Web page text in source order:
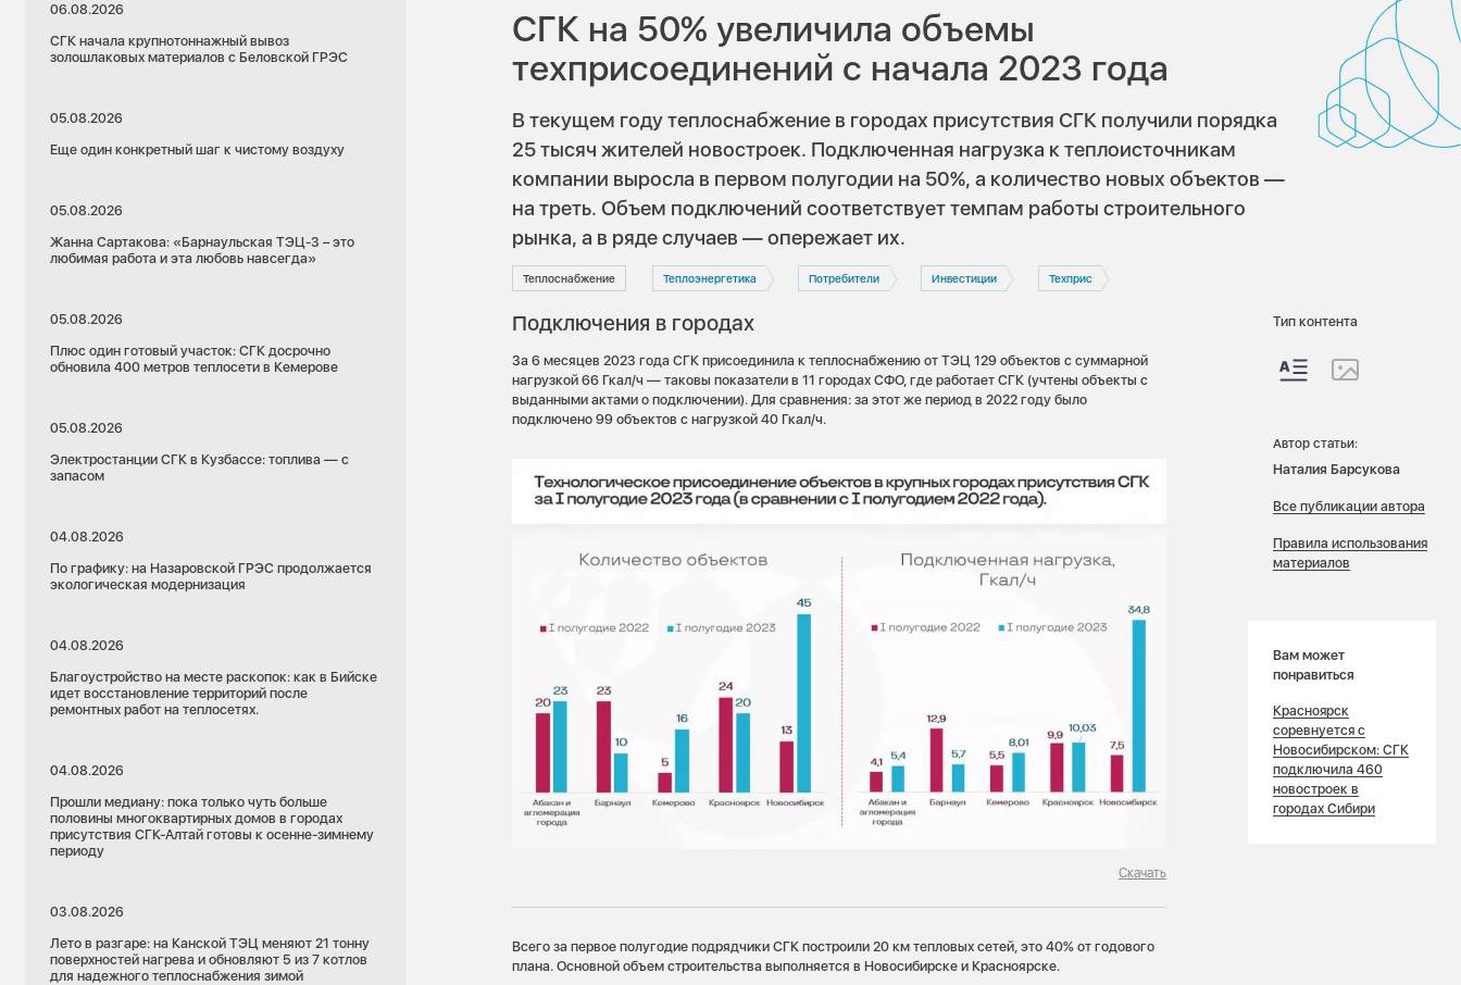
06.08.2026
СГК начала крупнотоннажный вывоз
золошлаковых материалов с Беловской ГРЭС
05.08.2026
Еще один конкретный шаг к чистому воздуху
05.08.2026
Жанна Сартакова: «Барнаульская ТЭЦ-3 – это
любимая работа и эта любовь навсегда»
05.08.2026
Плюс один готовый участок: СГК досрочно
обновила 400 метров теплосети в Кемерове
05.08.2026
Электростанции СГК в Кузбассе: топлива — с
запасом
04.08.2026
По графику: на Назаровской ГРЭС продолжается
экологическая модернизация
04.08.2026
Благоустройство на месте раскопок: как в Бийске
идет восстановление территорий после
ремонтных работ на теплосетях.
04.08.2026
Прошли медиану: пока только чуть больше
половины многоквартирных домов в городах
присутствия СГК-Алтай готовы к осенне-зимнему
периоду
03.08.2026
Лето в разгаре: на Канской ТЭЦ меняют 21 тонну
поверхностей нагрева и обновляют 5 из 7 котлов
для надежного теплоснабжения зимой
СГК на 50% увеличила объемы
техприсоединений с начала 2023 года
В текущем году теплоснабжение в городах присутствия СГК получили порядка
25 тысяч жителей новостроек. Подключенная нагрузка к теплоисточникам
компании выросла в первом полугодии на 50%, а количество новых объектов —
на треть. Объем подключений соответствует темпам работы строительного
рынка, а в ряде случаев — опережает их.
Теплоснабжение Теплоэнергетика Потребители Инвестиции Техприс
Подключения в городах
За 6 месяцев 2023 года СГК присоединила к теплоснабжению от ТЭЦ 129 объектов с суммарной
нагрузкой 66 Гкал/ч — таковы показатели в 11 городах СФО, где работает СГК (учтены объекты с
выданными актами о подключении). Для сравнения: за этот же период в 2022 году было
подключено 99 объектов с нагрузкой 40 Гкал/ч.
Скачать
Всего за первое полугодие подрядчики СГК построили 20 км тепловых сетей, это 40% от годового
плана. Основной объем строительства выполняется в Новосибирске и Красноярске.
Тип контента
Автор статьи:
Наталия Барсукова
Все публикации автора
Правила использования
материалов
Вам может
понравиться
Красноярск
соревнуется с
Новосибирском: СГК
подключила 460
новостроек в
городах Сибири